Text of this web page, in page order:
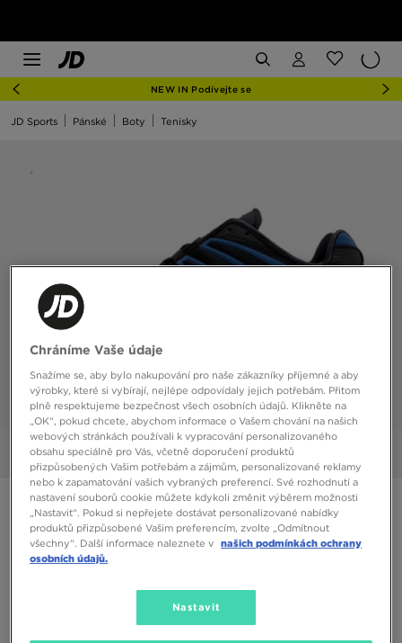
NEW IN Podívejte se
JD Sports Pánské Boty Tenisky
Obrázky 360°
NIKE SHOX TL
2790 Kč
Chráníme Vaše údaje
Snažíme se, aby bylo nakupování pro naše zákazníky příjemné a aby
výrobky, které si vybírají, nejlépe odpovídaly jejich potřebám. Přitom
plně respektujeme bezpečnost všech osobních údajů. Klikněte na
„OK“, pokud chcete, abychom informace o Vašem chování na našich
webových stránkách používali k vypracování personalizovaného
obsahu speciálně pro Vás, včetně doporučení produktů
přizpůsobených Vašim potřebám a zájmům, personalizované reklamy
nebo k zapamatování vašich vybraných preferencí. Své rozhodnutí a
nastavení souborů cookie můžete kdykoli změnit výběrem možnosti
„Nastavit“. Pokud si nepřejete dostávat personalizované nabídky
produktů přizpůsobené Vašim preferencím, zvolte „Odmítnout
všechny“. Další informace naleznete v našich podmínkách ochrany
osobních údajů.
Nastavit